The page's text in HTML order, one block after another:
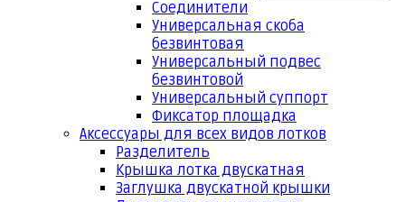
Соединители
Универсальная скоба
безвинтовая
Универсальный подвес
безвинтовой
Универсальный суппорт
Фиксатор площадка
Аксессуары для всех видов лотков
Разделитель
Крышка лотка двускатная
Заглушка двускатной крышки